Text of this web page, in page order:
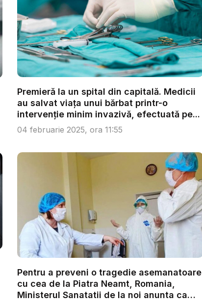
Premieră la un spital din capitală. Medicii
au salvat viața unui bărbat printr-o
intervenție minim invazivă, efectuată pe...
04 februarie 2025, ora 11:55
Pentru a preveni o tragedie asemanatoare
cu cea de la Piatra Neamt, Romania,
Ministerul Sanatatii de la noi anunta ca